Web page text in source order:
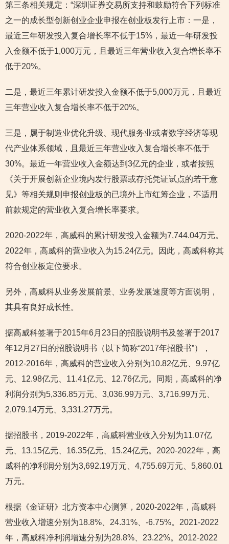
第三条相关规定：“深圳证券交易所支持和鼓励符合下列标准
之一的成长型创新创业企业申报在创业板发行上市：一是，
最近三年研发投入复合增长率不低于15%，最近一年研发投
入金额不低于1,000万元，且最近三年营业收入复合增长率不
低于20%。
二是，最近三年累计研发投入金额不低于5,000万元，且最近
三年营业收入复合增长率不低于20%。
三是，属于制造业优化升级、现代服务业或者数字经济等现
代产业体系领域，且最近三年营业收入复合增长率不低于
30%。最近一年营业收入金额达到3亿元的企业，或者按照
《关于开展创新企业境内发行股票或存托凭证试点的若干意
见》等相关规则申报创业板的已境外上市红筹企业，不适用
前款规定的营业收入复合增长率要求。
2020-2022年，高威科的累计研发投入金额为7,744.04万元。
2022年，高威科的营业收入为15.24亿元。因此，高威科称其
符合创业板定位要求。
另外，高威科从业务发展前景、业务发展速度等方面说明，
其具有良好成长性。
据高威科签署于2015年6月23日的招股说明书及签署于2017
年12月27日的招股说明书（以下简称“2017年招股书”），
2012-2016年，高威科的营业收入分别为10.82亿元、9.97亿
元、12.98亿元、11.41亿元、12.76亿元。同期，高威科的净
利润分别为5,336.85万元、3,036.99万元、3,716.99万元、
2,079.14万元、3,331.27万元。
据招股书，2019-2022年，高威科营业收入分别为11.07亿
元、13.15亿元、16.35亿元、15.24亿元。2020-2022年，高
威科的净利润分别为3,692.19万元、4,755.69万元、5,860.01
万元。
根据《金证研》北方资本中心测算，2020-2022年，高威科
营业收入增速分别为18.8%、24.31%、-6.75%。2021-2022
年，高威科净利润增速分别为28.8%、23.22%。2012-2022